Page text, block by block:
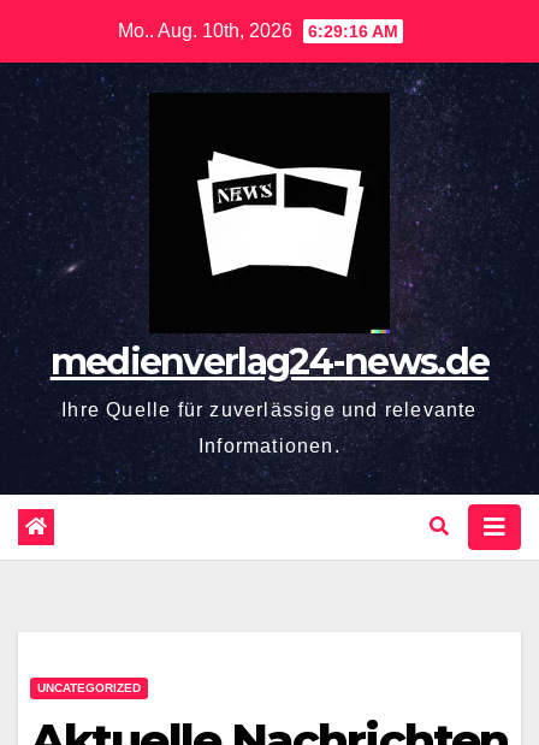
springen
Mo.. Aug. 10th, 2026 6:29:17 AM
medienverlag24-news.de
Ihre Quelle für zuverlässige und relevante
Informationen.
UNCATEGORIZED